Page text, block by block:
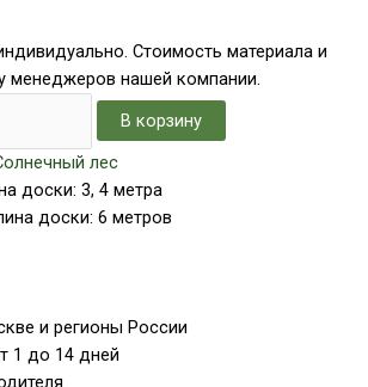
Стоимость материала и
менеджеров нашей компании.
В корзину
лес
доски: 3, 4 метра
доски: 6 метров
и регионы России
1 до 14 дней